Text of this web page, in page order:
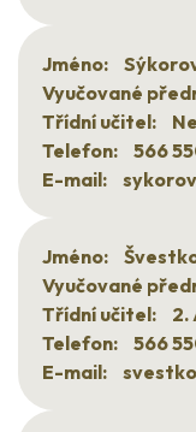
Jméno:
Vyučované
Třídní učitel:
Ne
Telefon:
566
E-mail:
Jméno:
Vyučované
Třídní učitel:
2.
Telefon:
566
E-mail: